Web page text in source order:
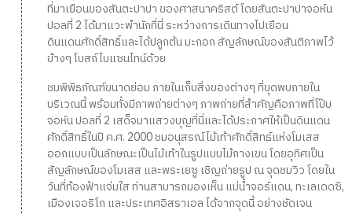
ที่มาเยือนของสันตะปาปา ของศาสนาคริสต์ โดยสันตะปาปาจอห์น
ปอลที่ 2 ได้มาแวะพำนักที่นี่ ระหว่างการเดินทางไปเยือน
ดินแดนศักดิ์สิทธิ์และได้ปลูกต้น มะกอก สัญลักษณ์ของสันติภาพไว้
ข้างๆ โบสถ์ไบแซนไทน์ด้วย
ชมพิพิธภัณฑ์ขนาดย่อม ภายในเก็บสิ่งของต่างๆ ที่ขุดพบภายใน
บริเวณนี้ พร้อมทั้งมีภาพถ่ายต่างๆ ภาพถ่ายที่สำคัญคือภาพที่โป๊บ
จอห์น ปอลที่ 2 เสด็จมาแสวงบุญที่นี่และได้ประกาศให้เป็นดินแดน
ศักดิ์สิทธิ์ในปี ค.ศ. 2000 ชมอนุสรณ์ไม้เท้าศักดิ์สิทธ์แห่งโมเสส
ออกแบบเป็นลักษณะเป็นไม้เท้าในรูปแบบไม้กางเขน โดยอุทิศเป็น
สัญลักษณ์ของโมเสส และพระเยซู เชิญถ่ายรูป ณ จุดชมวิว โดยใน
วันที่ท้องฟ้าแจ่มใส ท่านสามารถมองเห็น แม่น้ำจอร์แดน, ทะเลเดดซี,
เมืองเจอริโก และประเทศอิสราเอล ได้จากจุดนี้ อย่างชัดเจน